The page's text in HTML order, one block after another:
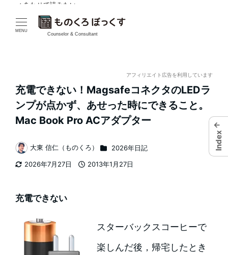
MENU
Counselor & Consultant
アフィリエイト広告を利用しています
充電できない！MagsafeコネクタのLEDラ
ンプが点かず、あせった時にできること。
Mac Book Pro ACアダプター
2026年7月27日
2013年1月27日
著
者
大東 信仁（ものくろ） カテゴリー
2026年日記
充電できない
スターバックスコーヒーで
楽しんだ後，帰宅したとき
✓ あわせて読みたい
←
Index